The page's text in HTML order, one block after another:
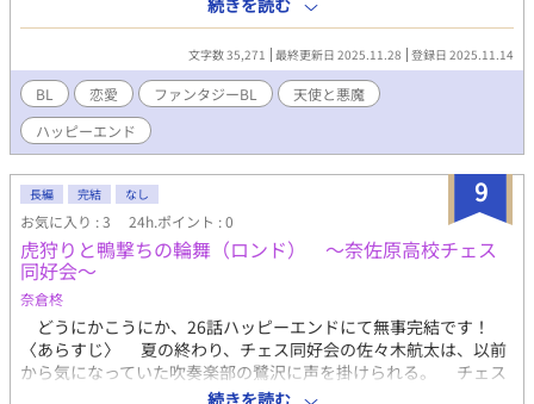
り普通じゃない。 これは「横に並んで歩くふたり」の恋愛譚。
【キャラクター紹介】 レオ 元気いっぱいの新米悪魔。 素敵な天使
とペアを組んで任務に挑み、そしてゆくゆくは公私共にパートナ
ーとなることを夢見ている。 ケイ 知的で冷静な新米天使。 ノリ
と勢いで物事を進めようとするレオとは馬が合わず、持ち前の毒
舌さを発揮している。 ※2人に受け／攻めの関係はありません ※
シリーズ3作目となりますが、前作未読でもお楽しみいただけます
（1作目：『悪魔の俺が天使に一目惚れしてハードモードなんだ
が！？』／
https://www.alphapolis.co.jp/novel/760591651/191002911、 2
作目：『ひび割れた魂に、君のぬくもりを』／
https://www.alphapolis.co.jp/novel/760591651/327005900）
続きを読む
文字数 35,271 最終更新日 2025.11.28 登録日 2025.11.14
BL 恋愛 ファンタジーBL
天使と悪魔
ハッピーエンド
9
長編 完結 なし
お気に入り : 3 24h.ポイント : 0
虎狩りと鴨撃ちの輪舞（ロンド） ～奈佐原高校チェス
同好会～
奈倉柊
どうにかこうにか、26話ハッピーエンドにて無事完結です！
〈あらすじ〉 夏の終わり、チェス同好会の佐々木航太は、以前
から気になっていた吹奏楽部の鷺沢に声を掛けられる。 チェス
の対局を通して急速に距離を縮めていく二人だが、鷺沢の言動に
続きを読む